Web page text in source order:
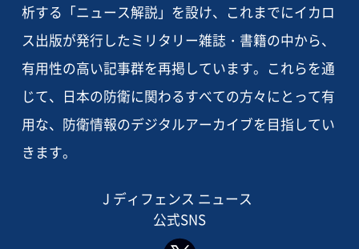
析する「ニュース解説」を設け、これまでにイカロ
ス出版が発行したミリタリー雑誌・書籍の中から、
有用性の高い記事群を再掲しています。これらを通
じて、日本の防衛に関わるすべての方々にとって有
用な、防衛情報のデジタルアーカイブを目指してい
きます。
J ディフェンス ニュース
公式SNS